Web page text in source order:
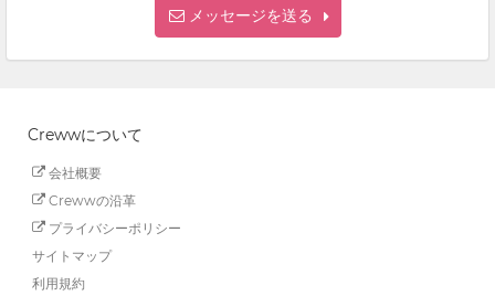
メッセージを送る
Crewwについて
会社概要
Crewwの沿革
プライバシーポリシー
サイトマップ
利用規約